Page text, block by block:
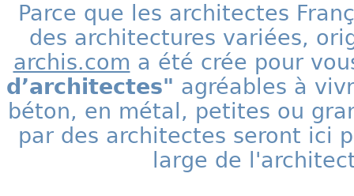
Parce que les architectes
des architectures variées,
archis.com a été crée pour
d’architectes" agréables à
béton, en métal, petites ou
par des architectes seront ici
large de